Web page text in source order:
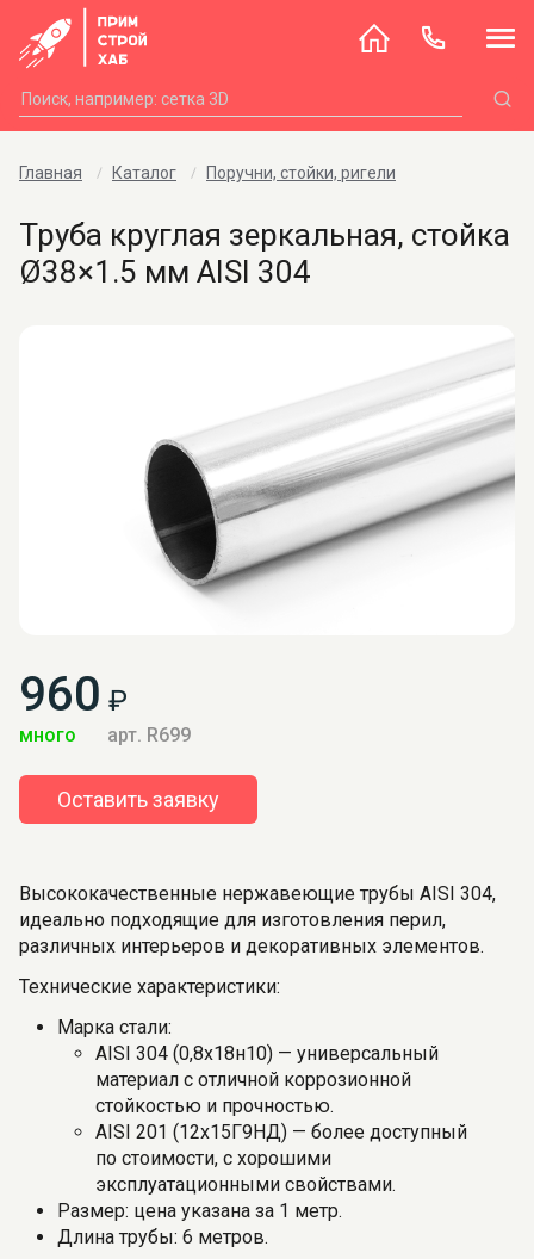
Главная Каталог Поручни, стойки, ригели
Труба круглая зеркальная, стойка
Ø38×1.5 мм AISI 304
960 ₽
много арт. R699
Оставить заявку
Высококачественные нержавеющие трубы AISI 304,
идеально подходящие для изготовления перил,
различных интерьеров и декоративных элементов.
Технические характеристики:
Марка стали:
AISI 304 (0,8х18н10) — универсальный
материал с отличной коррозионной
стойкостью и прочностью.
AISI 201 (12х15Г9НД) — более доступный
по стоимости, с хорошими
эксплуатационными свойствами.
Размер: цена указана за 1 метр.
Длина трубы: 6 метров.